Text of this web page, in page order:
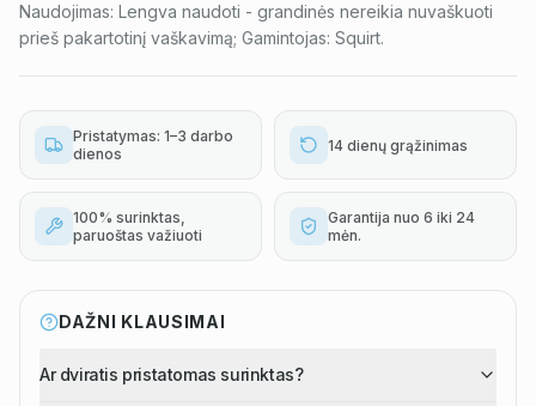
Naudojimas: Lengva naudoti - grandinės nereikia nuvaškuoti
prieš pakartotinį vaškavimą; Gamintojas: Squirt.
Pristatymas: 1–3 darbo
dienos
14 dienų grąžinimas
100% surinktas,
paruoštas važiuoti
Garantija nuo 6 iki 24
mėn.
DAŽNI KLAUSIMAI
Ar dviratis pristatomas surinktas?